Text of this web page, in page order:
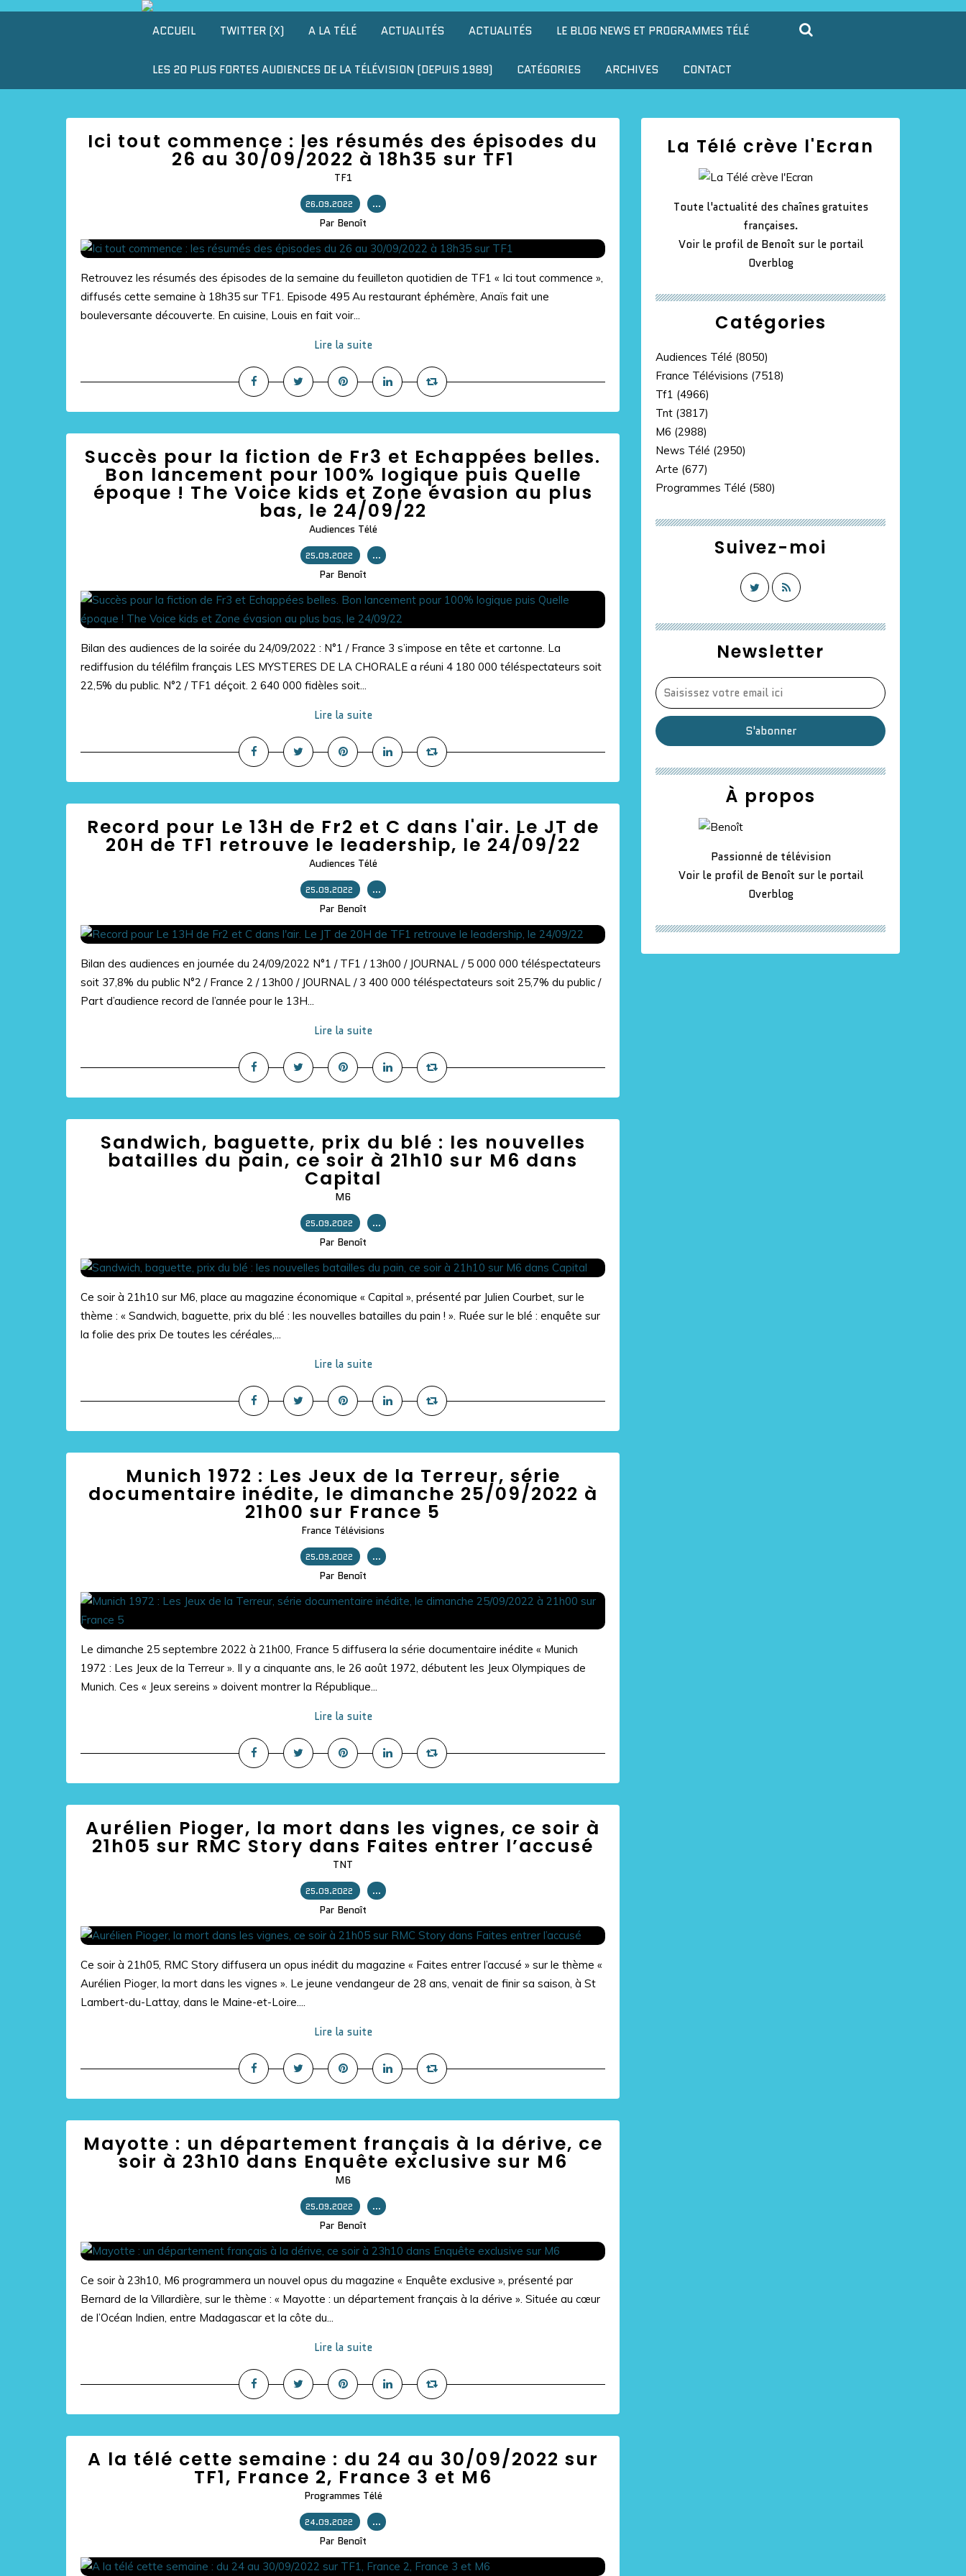
ACCUEIL TWITTER (X) A LA TÉLÉ ACTUALITÉS ACTUALITÉS LE BLOG NEWS ET PROGRAMMES TÉLÉ
LES 20 PLUS FORTES AUDIENCES DE LA TÉLÉVISION (DEPUIS 1989) CATÉGORIES ARCHIVES CONTACT
Ici tout commence : les résumés des épisodes du
26 au 30/09/2022 à 18h35 sur TF1
TF1
26.09.2022 …
Par Benoît
Retrouvez les résumés des épisodes de la semaine du feuilleton quotidien de TF1 « Ici tout commence »,
diffusés cette semaine à 18h35 sur TF1. Episode 495 Au restaurant éphémère, Anaïs fait une
bouleversante découverte. En cuisine, Louis en fait voir...
Lire la suite
Succès pour la fiction de Fr3 et Echappées belles.
Bon lancement pour 100% logique puis Quelle
époque ! The Voice kids et Zone évasion au plus
bas, le 24/09/22
Audiences Télé
25.09.2022 …
Par Benoît
Bilan des audiences de la soirée du 24/09/2022 : N°1 / France 3 s’impose en tête et cartonne. La
rediffusion du téléfilm français LES MYSTERES DE LA CHORALE a réuni 4 180 000 téléspectateurs soit
22,5% du public. N°2 / TF1 déçoit. 2 640 000 fidèles soit...
Lire la suite
Record pour Le 13H de Fr2 et C dans l'air. Le JT de
20H de TF1 retrouve le leadership, le 24/09/22
Audiences Télé
25.09.2022 …
Par Benoît
Bilan des audiences en journée du 24/09/2022 N°1 / TF1 / 13h00 / JOURNAL / 5 000 000 téléspectateurs
soit 37,8% du public N°2 / France 2 / 13h00 / JOURNAL / 3 400 000 téléspectateurs soit 25,7% du public /
Part d’audience record de l’année pour le 13H...
Lire la suite
Sandwich, baguette, prix du blé : les nouvelles
batailles du pain, ce soir à 21h10 sur M6 dans
Capital
M6
25.09.2022 …
Par Benoît
Ce soir à 21h10 sur M6, place au magazine économique « Capital », présenté par Julien Courbet, sur le
thème : « Sandwich, baguette, prix du blé : les nouvelles batailles du pain ! ». Ruée sur le blé : enquête sur
la folie des prix De toutes les céréales,...
Lire la suite
Munich 1972 : Les Jeux de la Terreur, série
documentaire inédite, le dimanche 25/09/2022 à
21h00 sur France 5
France Télévisions
25.09.2022 …
Par Benoît
Le dimanche 25 septembre 2022 à 21h00, France 5 diffusera la série documentaire inédite « Munich
1972 : Les Jeux de la Terreur ». Il y a cinquante ans, le 26 août 1972, débutent les Jeux Olympiques de
Munich. Ces « Jeux sereins » doivent montrer la République...
Lire la suite
Aurélien Pioger, la mort dans les vignes, ce soir à
21h05 sur RMC Story dans Faites entrer l’accusé
TNT
25.09.2022 …
Par Benoît
Ce soir à 21h05, RMC Story diffusera un opus inédit du magazine « Faites entrer l’accusé » sur le thème «
Aurélien Pioger, la mort dans les vignes ». Le jeune vendangeur de 28 ans, venait de finir sa saison, à St
Lambert-du-Lattay, dans le Maine-et-Loire....
Lire la suite
Mayotte : un département français à la dérive, ce
soir à 23h10 dans Enquête exclusive sur M6
M6
25.09.2022 …
Par Benoît
Ce soir à 23h10, M6 programmera un nouvel opus du magazine « Enquête exclusive », présenté par
Bernard de la Villardière, sur le thème : « Mayotte : un département français à la dérive ». Située au cœur
de l’Océan Indien, entre Madagascar et la côte du...
Lire la suite
A la télé cette semaine : du 24 au 30/09/2022 sur
TF1, France 2, France 3 et M6
Programmes Télé
24.09.2022 …
Par Benoît
Newsletter
Catégories
Audiences Télé (8050)
France Télévisions (7518)
Tf1 (4966)
Tnt (3817)
M6 (2988)
News Télé (2950)
Arte (677)
Programmes Télé (580)
La Télé crève l'Ecran
Toute l'actualité des chaînes gratuites
françaises.
Voir le profil de Benoît sur le portail
Overblog
Suivez-moi
À propos
Passionné de télévision
Voir le profil de Benoît sur le portail
Overblog